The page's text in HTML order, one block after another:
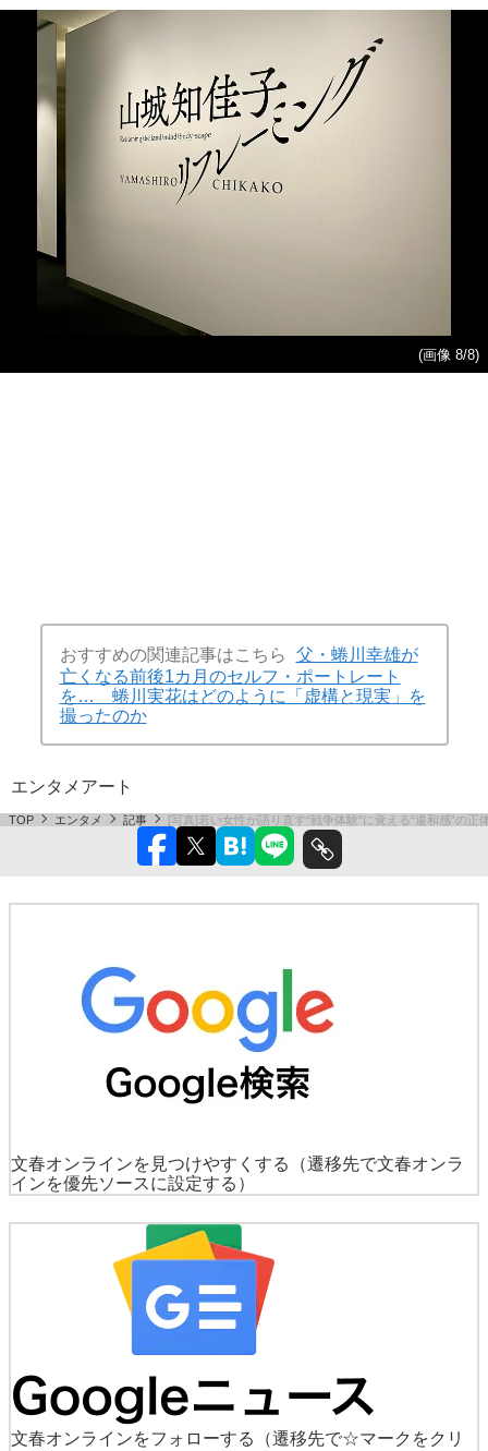
(画像 8/8)
おすすめの関連記事はこちら
父・蜷川幸雄が
亡くなる前後1カ月のセルフ・ポートレート
を… 蜷川実花はどのように「虚構と現実」を
撮ったのか
エンタメ アート
TOP エンタメ 記事 [写真]若い女性が語り直す“戦争体験”に覚える“違和感”の
文春オンラインを見つけやすくする
（遷移先で文春オンラ
インを優先ソースに設定する）
文春オンラインをフォローする
（遷移先で☆マークをクリ